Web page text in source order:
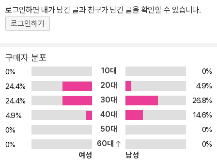
로그인하면 내가 남긴 글과 친구가 남긴 글을 확인할 수 있습니다.
로그인하기
구매자 분포
0% 10대
0%
24.4%
20대
4.9%
24.4%
30대
26.8%
4.9%
40대
14.6%
0%
50대
0%
0%
60대
0%
여성
남성